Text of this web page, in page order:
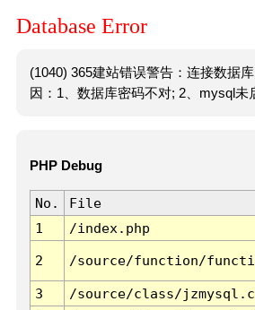
Database Error
(1040) 365建站错误警告：连接数据
因：1、数据库密码不对; 2、mysql未
PHP Debug
No. File
1
/index.php
2 /source/function/
3 /source/class/